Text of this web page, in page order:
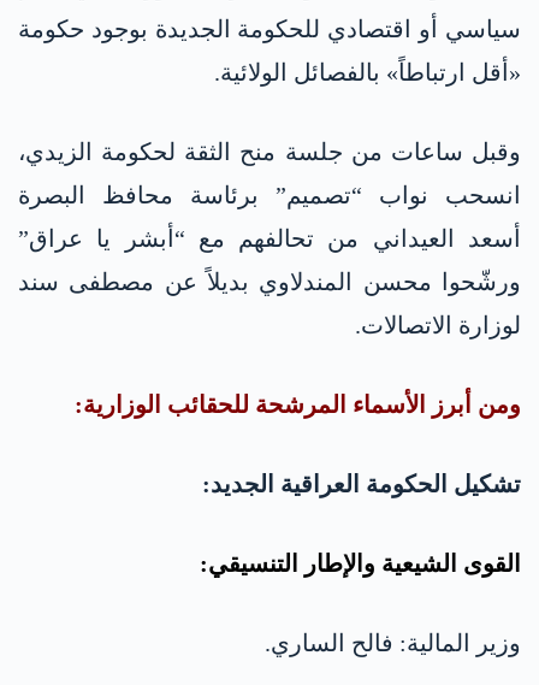
سياسي أو اقتصادي للحكومة الجديدة بوجود حكومة
«أقل ارتباطاً» بالفصائل الولائية.
وقبل ساعات من جلسة منح الثقة لحكومة الزيدي،
انسحب نواب “تصميم” برئاسة محافظ البصرة
أسعد العيداني من تحالفهم مع “أبشر يا عراق”
ورشّحوا محسن المندلاوي بديلاً عن مصطفى سند
لوزارة الاتصالات.
ومن أبرز الأسماء المرشحة للحقائب الوزارية:
تشكيل الحكومة العراقية الجديد:
القوى الشيعية والإطار التنسيقي:
وزير المالية: فالح الساري.